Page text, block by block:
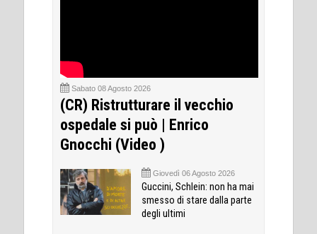
Sabato 08 Agosto 2026
(CR) Ristrutturare il vecchio
ospedale si può | Enrico
Gnocchi (Video )
Giovedì 06 Agosto 2026
Guccini, Schlein: non ha mai
smesso di stare dalla parte
degli ultimi